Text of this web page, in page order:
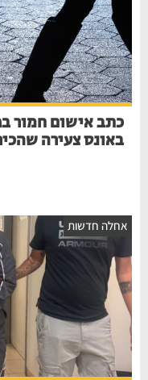
כתב אישום חמור
באונס צעירה
אחלה חדשות